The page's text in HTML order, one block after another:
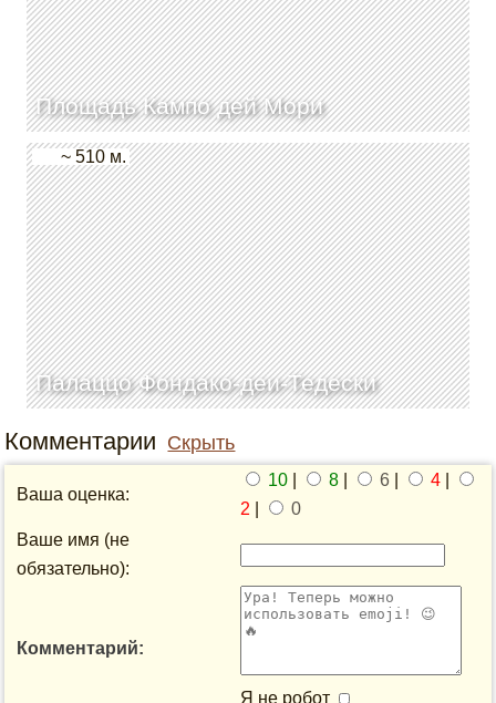
Площадь Кампо дей Мори
Палаццо Фондако-деи-Тедески
~ 510 м.
Комментарии Скрыть
Ваша оценка:
10 8 6 4
2
0
Ваше имя (не
обязательно):
Комментарий:
Я не робот